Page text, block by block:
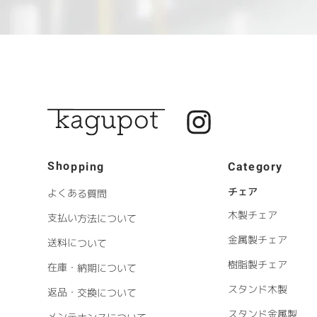
Shopping
よくある質問
支払い方法について
送料について
在庫・納期について
返品・交換について
Category
チェア
木製チェア
金属製チェア
樹脂製チェア
スタンド木製
スタンド金属製